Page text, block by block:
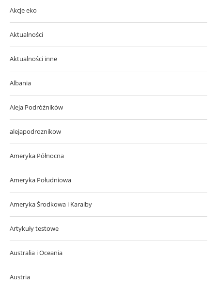
Akcje eko
Aktualności
Aktualności inne
Albania
Aleja Podróżników
alejapodroznikow
Ameryka Północna
Ameryka Południowa
Ameryka Środkowa i Karaiby
Artykuły testowe
Australia i Oceania
Austria